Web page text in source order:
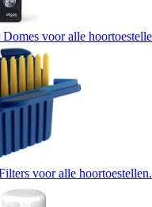
Domes voor alle
voor alle hoortoestellen.